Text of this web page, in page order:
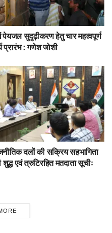
पेयजल सुदृढ़ीकरण हेतु चार महत्वपूर्ण
प्रारंभ : गणेश जोशी
दलों की सक्रिय सहभागिता
एवं त्रुटिरहित मतदाता सूचीः